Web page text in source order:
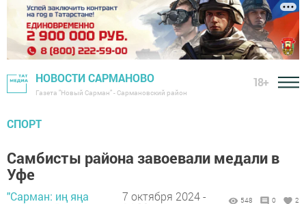
НОВОСТИ САРМАНОВО
Газета "Новый Сарман" - Сармановский район
18+
СПОРТ
Самбисты района завоевали медали в
Уфе
"Сарман: иң яңа
7 октября 2024 -
548 0 2